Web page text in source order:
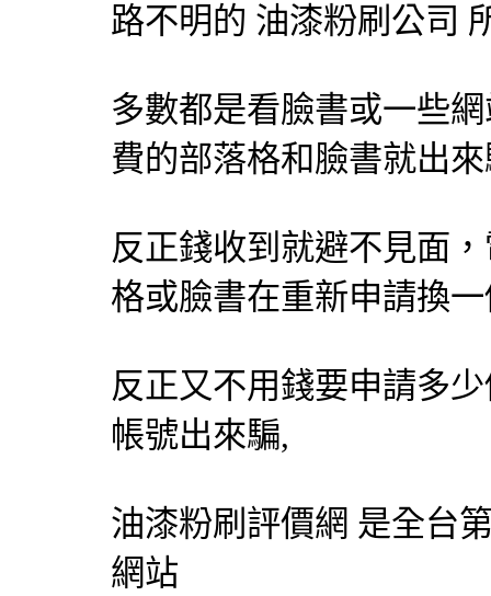
路不明的 油漆粉刷 公司
多數都是看臉書或一些
費的部落格和臉書就出
反正錢收到就避不見面
格或臉書在重新申請換
反正又不用錢要申請多
帳號出來騙,
油漆粉刷 評價網 是全台
網站